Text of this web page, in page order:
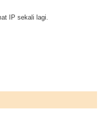
IP sekali lagi.